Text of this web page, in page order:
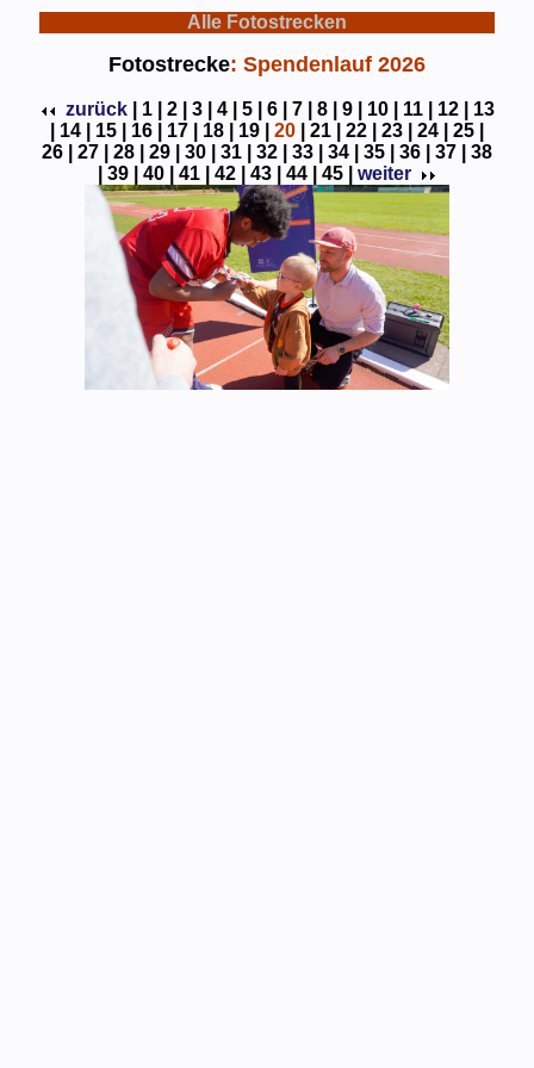
Alle Fotostrecken
Fotostrecke: Spendenlauf 2026
zurück 1 | 2 | 3 | 4 | 5 | 6 | 7 | 8 | 9 | 10 | 11 | 12 |
13
14 | 15 | 16 | 17 | 18 | 19 | 20 21 | 22 | 23 | 24 |
25 |
26 |
27 | 28 | 29 | 30 | 31 | 32 | 33 | 34 | 35 | 36 | 37 |
38
39 | 40 | 41 | 42 | 43 | 44 | 45 | weiter